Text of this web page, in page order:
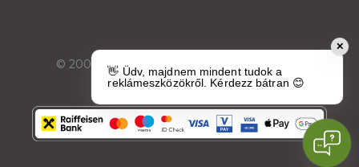
© 2007-2026 Reklámeszköz.hu
. Minden jog
fenntartva.
✕
👋 Üdv, majdnem mindent tudok a
reklámeszközökről. Kérdezz bátran 😊